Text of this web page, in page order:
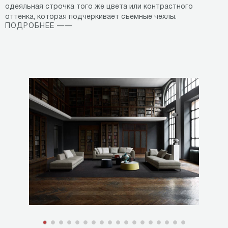
одеяльная строчка того же цвета или контрастного
оттенка, которая подчеркивает съемные чехлы.
ПОДРОБНЕЕ ——